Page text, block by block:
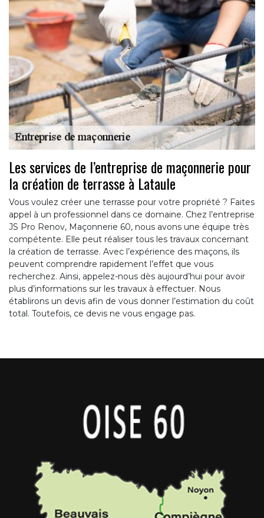
Les services de l’entreprise de maçonnerie pour
la création de terrasse à Lataule
Vous voulez créer une terrasse pour votre propriété ? Faites
appel à un professionnel dans ce domaine. Chez l’entreprise
JS Pro Renov, Maçonnerie 60, nous avons une équipe très
compétente. Elle peut réaliser tous les travaux concernant
la création de terrasse. Avec l’expérience des maçons, ils
peuvent comprendre rapidement l’effet que vous
recherchez. Ainsi, appelez-nous dès aujourd’hui pour avoir
plus d’informations sur les travaux à effectuer. Nous
établirons un devis afin de vous donner l’estimation du coût
total. Toutefois, ce devis ne vous engage pas.